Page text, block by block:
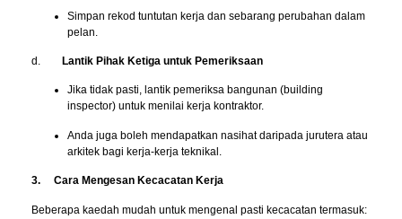
Simpan rekod tuntutan kerja dan sebarang perubahan dalam
pelan.
d. Lantik Pihak Ketiga untuk Pemeriksaan
Jika tidak pasti, lantik pemeriksa bangunan (building
inspector) untuk menilai kerja kontraktor.
Anda juga boleh mendapatkan nasihat daripada jurutera atau
arkitek bagi kerja-kerja teknikal.
3. Cara Mengesan Kecacatan Kerja
Beberapa kaedah mudah untuk mengenal pasti kecacatan termasuk: